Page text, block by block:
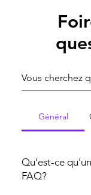
Général
Qu'est-ce
FAQ?